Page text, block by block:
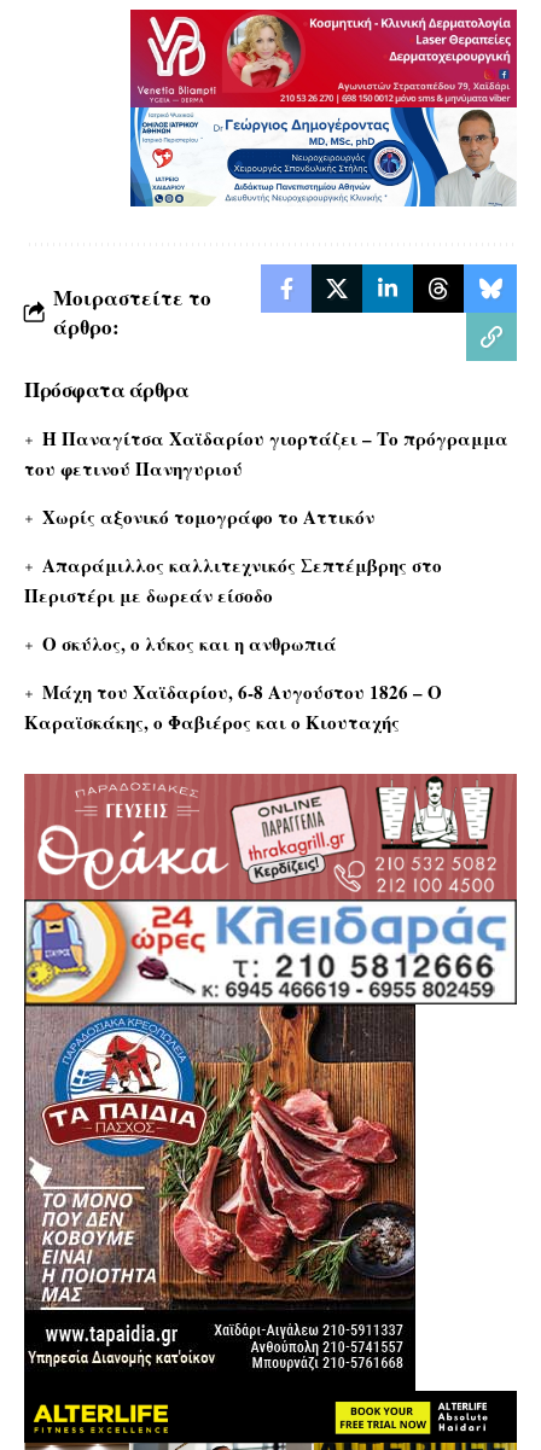
Μοιραστείτε το
άρθρο:
Πρόσφατα άρθρα
Η Παναγίτσα Χαϊδαρίου γιορτάζει – Το πρόγραμμα
του φετινού Πανηγυριού
Χωρίς αξονικό τομογράφο το Αττικόν
Απαράμιλλος καλλιτεχνικός Σεπτέμβρης στο
Περιστέρι με δωρεάν είσοδο
Ο σκύλος, ο λύκος και η ανθρωπιά
Μάχη του Χαϊδαρίου, 6-8 Αυγούστου 1826 – Ο
Καραϊσκάκης, ο Φαβιέρος και ο Κιουταχής